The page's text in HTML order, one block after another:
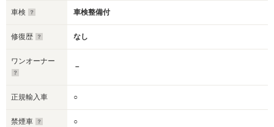
車検 車検整備付
修復歴 なし
ワンオーナー
－
正規輸入車 ○
禁煙車 ○